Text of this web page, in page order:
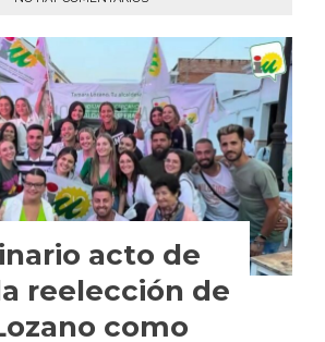
acto de
reelección de
como